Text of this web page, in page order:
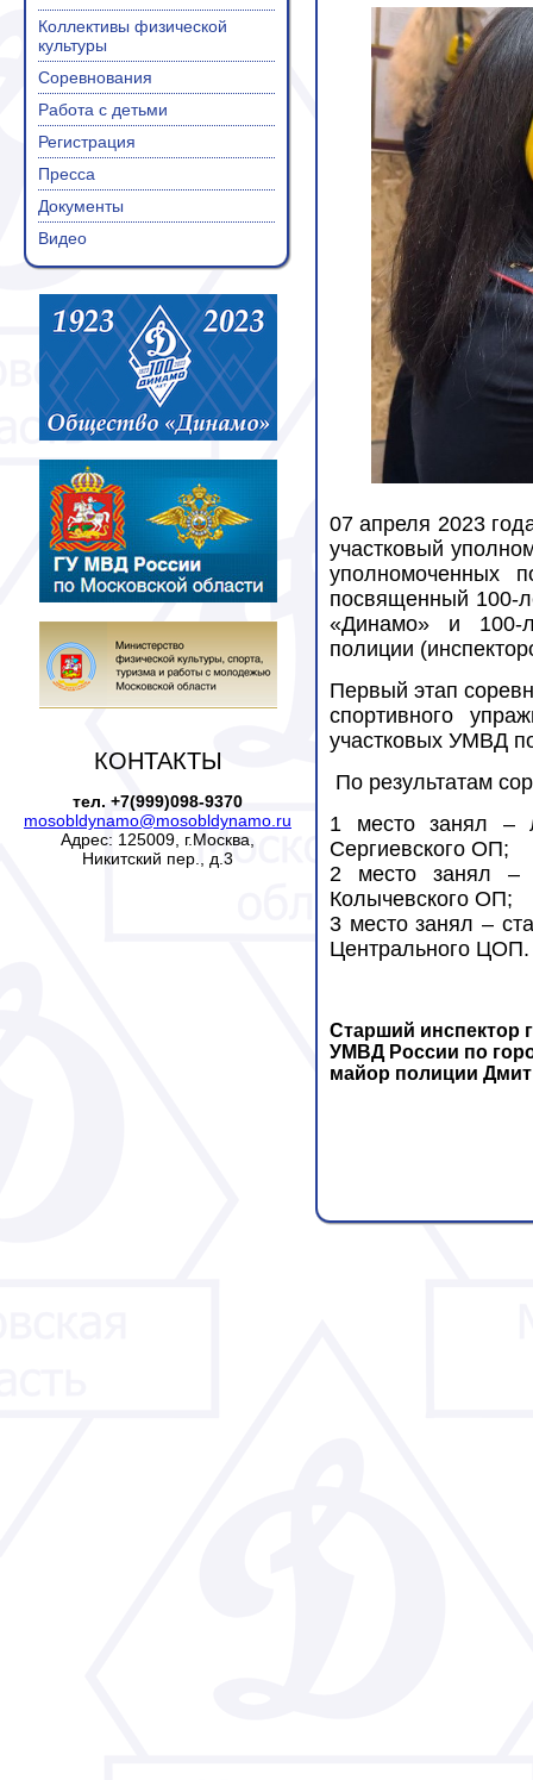
Коллективы физической
культуры
Соревнования
Работа с детьми
Регистрация
Пресса
Документы
Видео
КОНТАКТЫ
тел. +7(999)098-9370
mosobldynamo@mosobldynamo.ru
Адрес: 125009, г.Москва,
Никитский пер., д.3
07 апреля 2023
участковый
уполномоченных
посвященный 100-
«Динамо» и 100-
полиции
Первый этап
спортивного
участковых УМВД
По результатам
1 место занял –
Сергиевского ОП;
2 место занял –
Колычевского ОП;
3 место занял –
Центрального ЦОП.
Старший инспектор
УМВД России по
майор полиции